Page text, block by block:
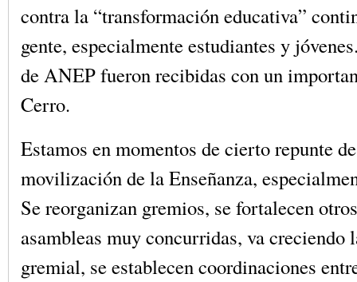
contra la “transformación educativa”
gente, especialmente estudiantes y
de ANEP fueron recibidas con un
Cerro.
Estamos en momentos de cierto repunte
movilización de la Enseñanza,
Se reorganizan gremios, se fortalecen
asambleas muy concurridas, va creciendo
gremial, se establecen coordinaciones